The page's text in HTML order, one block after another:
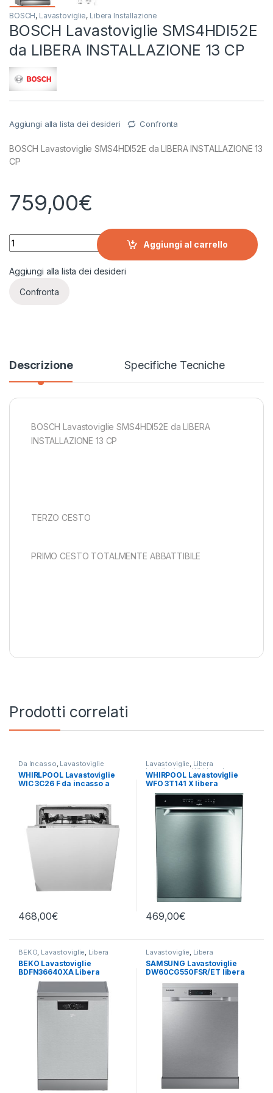
BOSCH, Lavastoviglie, Libera Installazione
BOSCH Lavastoviglie SMS4HDI52E
da LIBERA INSTALLAZIONE 13 CP
Aggiungi alla lista dei desideri Confronta
BOSCH Lavastoviglie SMS4HDI52E da LIBERA INSTALLAZIONE 13
CP
759,00€
BOSCH Lavastoviglie SMS4HDI52E da LIBERA
Aggiungi al carrello
Aggiungi alla lista dei desideri
Confronta
Descrizione Specifiche Tecniche
BOSCH Lavastoviglie SMS4HDI52E da LIBERA
INSTALLAZIONE 13 CP
TERZO CESTO
PRIMO CESTO TOTALMENTE ABBATTIBILE
Prodotti correlati
Da Incasso, Lavastoviglie
WHIRLPOOL Lavastoviglie
WIC 3C26 F da incasso a
468,00€
Lavastoviglie, Libera
Installazione , Whirlpool
WHIRPOOL Lavastoviglie
WFO 3T141 X libera
installazione
469,00€
BEKO, Lavastoviglie, Libera
Installazione
BEKO Lavastoviglie
BDFN36640XA Libera
Installazione 16 Coperti
Lavastoviglie, Libera
Installazione, SAMSUNG
SAMSUNG Lavastoviglie
DW60CG550FSR/ET libera